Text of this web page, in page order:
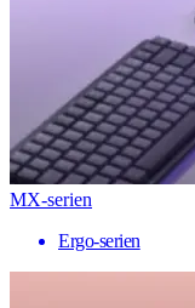
MX-serien
Ergo-serien